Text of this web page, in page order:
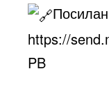
https://
PB